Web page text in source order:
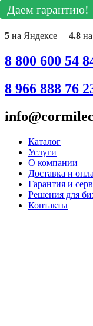
Перейти
к
содержимому
5 на Яндексе 4.8
8 800 600 54
8 966 888 76
Каталог
Услуги
О компании
Доставка и
Гарантия и
Решения для
Контакты
Даем гарантию!
Даем гарантию!
Даем гарантию!
Даем гарантию!
Даем гарантию!
Даем гарантию!
Даем гарантию!
Даем гарантию!
Даем гарантию!